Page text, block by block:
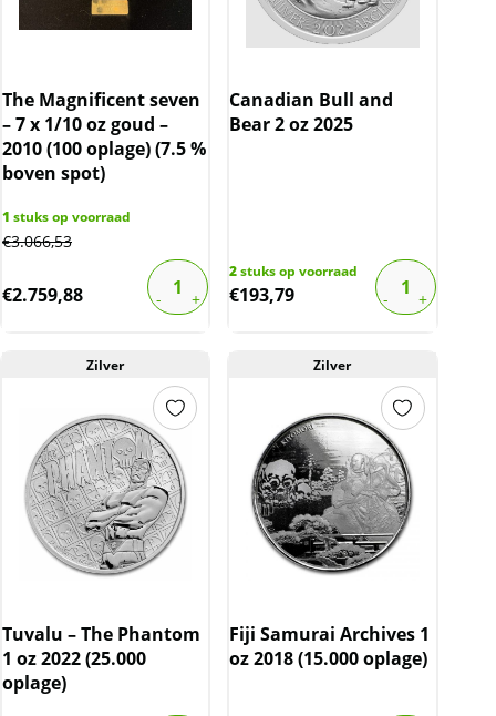
The Magnificent seven
– 7 x 1/10 oz goud –
2010 (100 oplage) (7.5 %
boven spot)
1 stuks op voorraad
€3.066,53
€2.759,88
Canadian Bull and
Bear 2 oz 2025
2stuks op voorraad
€193,79
Zilver
Tuvalu – The Phantom
1 oz 2022 (25.000
oplage)
Zilver
Fiji Samurai Archives 1
oz 2018 (15.000 oplage)